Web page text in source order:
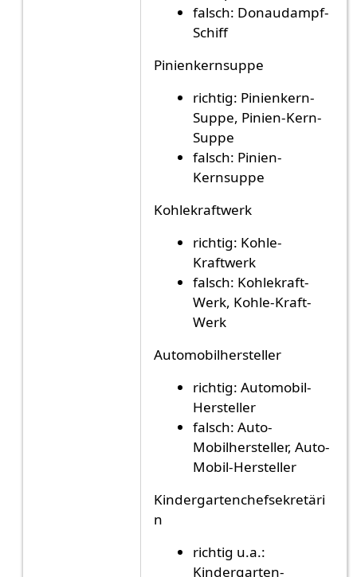
falsch: Donaudampf-
Schiff
Pinienkernsuppe
richtig: Pinienkern-
Suppe, Pinien-Kern-
Suppe
falsch: Pinien-
Kernsuppe
Kohlekraftwerk
richtig: Kohle-
Kraftwerk
falsch: Kohlekraft-
Werk, Kohle-Kraft-
Werk
Automobilhersteller
richtig: Automobil-
Hersteller
falsch: Auto-
Mobilhersteller, Auto-
Mobil-Hersteller
Kindergartenchefsekretäri
n
richtig u.a.:
Kindergarten-